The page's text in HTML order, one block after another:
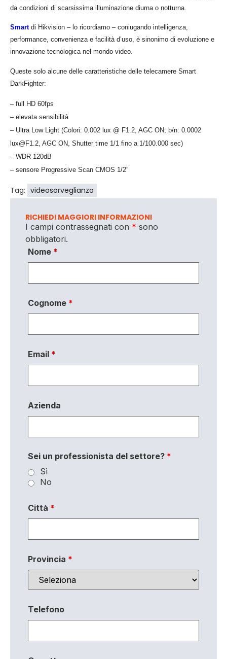
da condizioni di scarsissima illuminazione diurna o notturna.
Smart di Hikvision – lo ricordiamo – coniugando intelligenza,
performance, convenienza e facilità d’uso, è sinonimo di evoluzione e
innovazione tecnologica nel mondo video.
Queste solo alcune delle caratteristiche delle telecamere Smart
DarkFighter:
– full HD 60fps
– elevata sensibilità
– Ultra Low Light (Colori: 0.002 lux @ F1.2, AGC ON; b/n: 0.0002
lux@F1.2, AGC ON, Shutter time 1/1 fino a 1/100.000 sec)
– WDR 120dB
– sensore Progressive Scan CMOS 1/2”
Tag: videosorveglianza
RICHIEDI MAGGIORI INFORMAZIONI
I campi contrassegnati con * sono
obbligatori.
Nome *
Cognome *
Email *
Azienda
Sei un professionista del settore? *
Sì
No
Città *
Provincia *
Telefono